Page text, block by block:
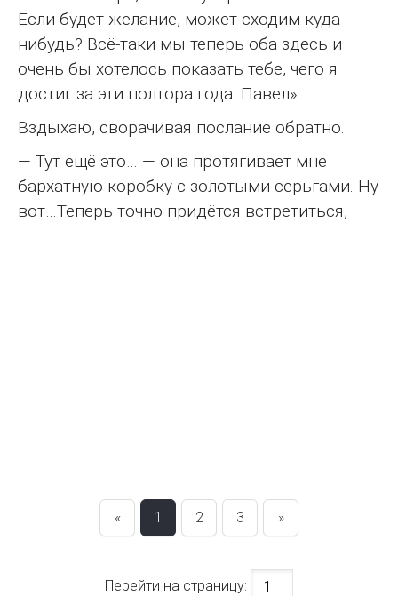
Если будет желание, может сходим куда-
нибудь? Всё-таки мы теперь оба здесь и
очень бы хотелось показать тебе, чего я
достиг за эти полтора года. Павел».
Вздыхаю, сворачивая послание обратно.
— Тут ещё это… — она протягивает мне
бархатную коробку с золотыми серьгами. Ну
вот…Теперь точно придётся встретиться,
« 1 2 3 »
Перейти на страницу: